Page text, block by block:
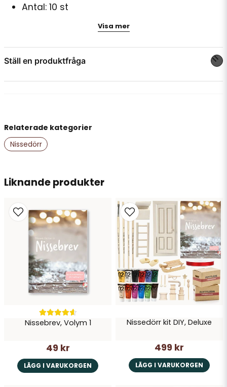
Antal: 10 st
Färg: Vit med detaljer i guldfärg
Visa mer
Ställ en produktfråga
name
Namn
email
Mejladress
Ja, ni får publicera min fråga
Skicka fråga
Liknande produkter
Nissebrev, Volym 1
49 kr
LÄGG I VARUKORGEN
Nissedörr kit DIY, Deluxe
499 kr
LÄGG I VARUKORGEN
Relaterade kategorier
Nissedörr